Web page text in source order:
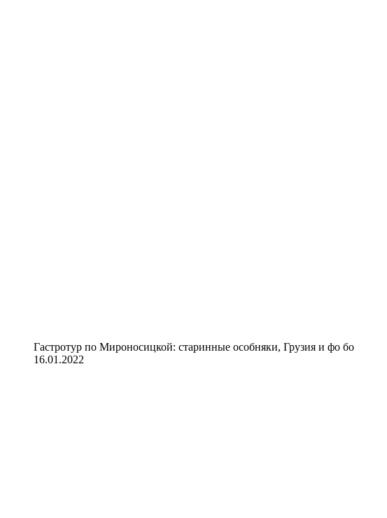
Гастротур по Мироносицкой: старинные особняки, Грузия и фо бо
16.01.2022